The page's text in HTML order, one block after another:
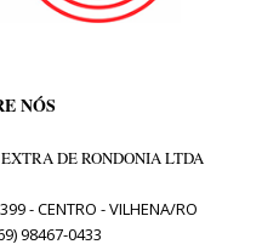
NÓS
DE RONDONIA LTDA
- CENTRO - VILHENA/RO
98467-0433